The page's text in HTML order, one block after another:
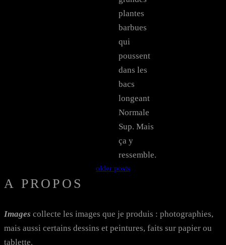
plantes
barbues
qui
poussent
dans les
bacs
longeant
Normale
Sup. Mais
ça y
ressemble.
older posts
A PROPOS
Images collecte les images que je produis : photographies,
mais aussi certains dessins et peintures, faits sur papier ou
tablette.